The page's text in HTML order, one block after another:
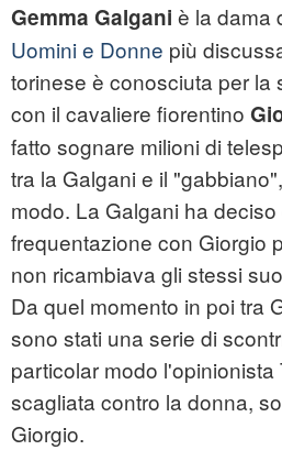
Gemma Galgani è la dama
Uomini e Donne più
torinese è conosciuta per la
con il cavaliere fiorentino
fatto sognare milioni di
tra la Galgani e il
modo. La Galgani ha
frequentazione con Giorgio
non ricambiava gli stessi
Da quel momento in poi tra
sono stati una serie di
particolar modo l'opinionista
scagliata contro la donna,
Giorgio.